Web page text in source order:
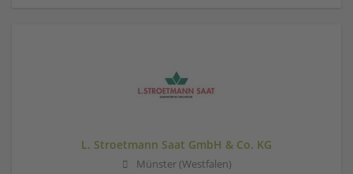
L. Stroetmann Saat GmbH & Co. KG
Münster (Westfalen)